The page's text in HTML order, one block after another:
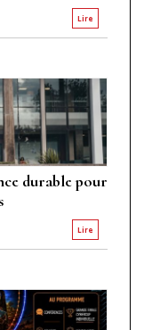
Lire
durable pour
Lire